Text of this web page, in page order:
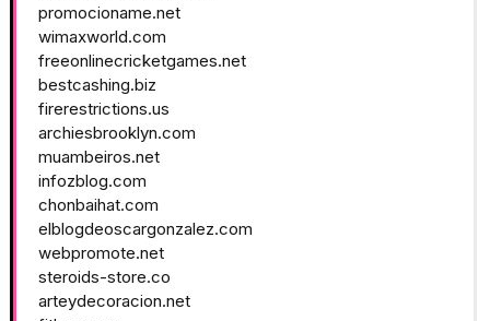
promocioname.net
wimaxworld.com
freeonlinecricketgames.net
bestcashing.biz
firerestrictions.us
archiesbrooklyn.com
muambeiros.net
infozblog.com
chonbaihat.com
elblogdeoscargonzalez.com
webpromote.net
steroids-store.co
arteydecoracion.net